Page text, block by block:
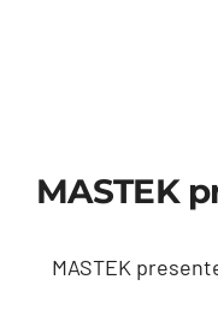
MASTEK
MASTEK